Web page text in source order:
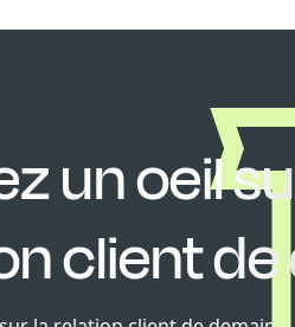
un oeil
client